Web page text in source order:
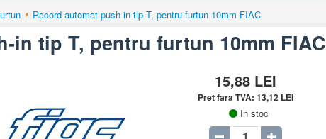
Racord automat push-in tip T, pentru furtun 10mm FIAC
in tip T, pentru furtun 10mm FIAC
15,88 LEI
Pret fara TVA: 13,12 LEI
In stoc